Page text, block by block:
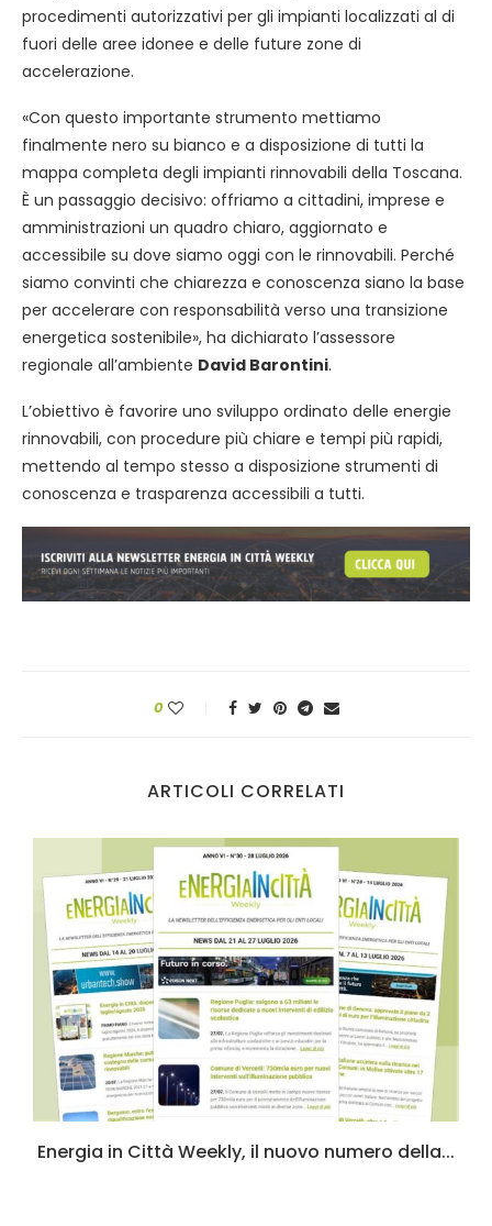
procedimenti autorizzativi per gli impianti localizzati al di
fuori delle aree idonee e delle future zone di
accelerazione.
«Con questo importante strumento mettiamo
finalmente nero su bianco e a disposizione di tutti la
mappa completa degli impianti rinnovabili della Toscana.
È un passaggio decisivo: offriamo a cittadini, imprese e
amministrazioni un quadro chiaro, aggiornato e
accessibile su dove siamo oggi con le rinnovabili. Perché
siamo convinti che chiarezza e conoscenza siano la base
per accelerare con responsabilità verso una transizione
energetica sostenibile», ha dichiarato l’assessore
regionale all’ambiente David Barontini.
L’obiettivo è favorire uno sviluppo ordinato delle energie
rinnovabili, con procedure più chiare e tempi più rapidi,
mettendo al tempo stesso a disposizione strumenti di
conoscenza e trasparenza accessibili a tutti.
0
ARTICOLI CORRELATI
Energia in Città Weekly, il nuovo numero della...